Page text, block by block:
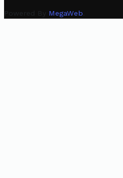
Powered By MegaWeb